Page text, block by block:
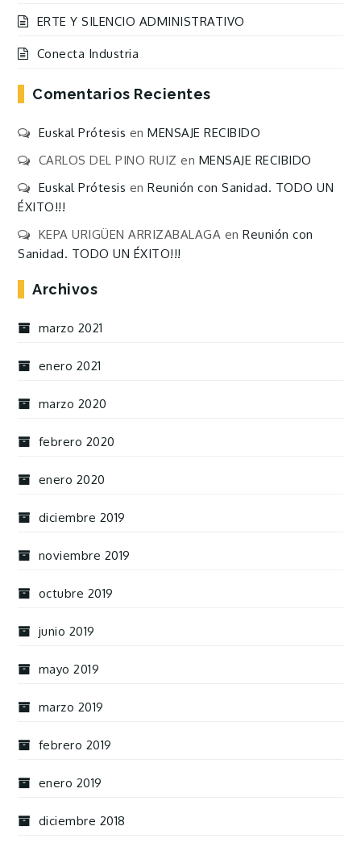
ERTE Y SILENCIO ADMINISTRATIVO
Conecta Industria
Comentarios Recientes
Euskal Prótesis enMENSAJE RECIBIDO
CARLOS DEL PINO RUIZ en MENSAJE RECIBIDO
Euskal Prótesis enReunión con Sanidad. TODO UN
ÉXITO!!!
KEPA URIGÜEN ARRIZABALAGA enReunión con
Sanidad. TODO UN ÉXITO!!!
Archivos
marzo 2021
enero 2021
marzo 2020
febrero 2020
enero 2020
diciembre 2019
noviembre 2019
octubre 2019
junio 2019
mayo 2019
marzo 2019
febrero 2019
enero 2019
diciembre 2018